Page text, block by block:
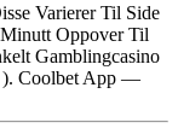
Varierer Til Side
Oppover Til
Gamblingcasino
). Coolbet App —